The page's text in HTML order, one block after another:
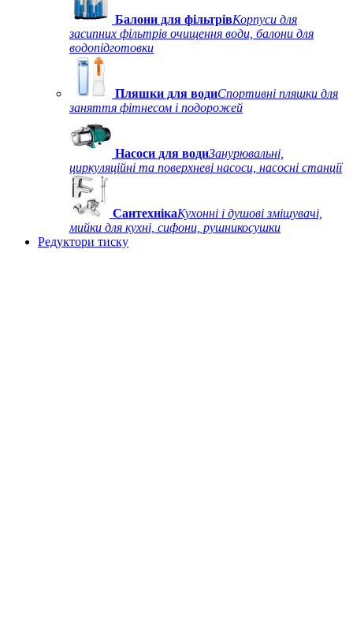
Балони для фільтрівКорпуси для
засипних фільтрів очищення води, балони для
водопідготовки
Пляшки для водиСпортивні пляшки для
заняття фітнесом і подорожей
Насоси для водиЗанурювальні,
циркуляційні та поверхневі насоси, насосні станції
СантехнікаКухонні і душові змішувачі,
мийки для кухні, сифони, рушникосушки
Редуктори тиску